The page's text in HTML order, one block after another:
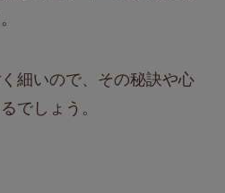
細いので、その秘訣や心
でしょう。